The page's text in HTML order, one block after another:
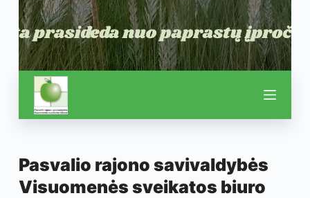
Pasvalio rajono savivaldybės
Visuomenės sveikatos biuro